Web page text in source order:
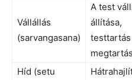
Vállállás
(sarvangasana)
A test
állítása,
testtartás
Híd (setu